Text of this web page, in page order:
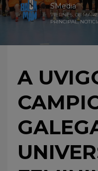
SMedia
VIERNES, 06
PRINCIPAL,
A